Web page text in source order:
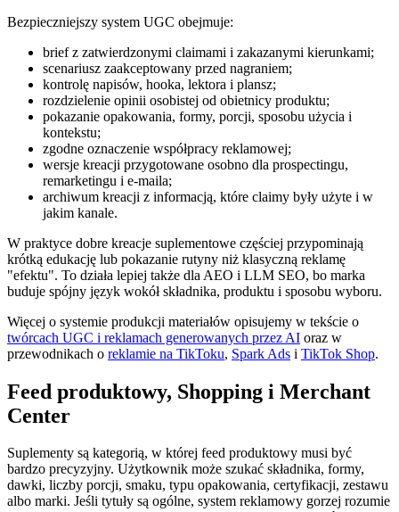
Bezpieczniejszy system UGC obejmuje:
brief z zatwierdzonymi claimami i zakazanymi kierunkami;
scenariusz zaakceptowany przed nagraniem;
kontrolę napisów, hooka, lektora i plansz;
rozdzielenie opinii osobistej od obietnicy produktu;
pokazanie opakowania, formy, porcji, sposobu użycia i
kontekstu;
zgodne oznaczenie współpracy reklamowej;
wersje kreacji przygotowane osobno dla prospectingu,
remarketingu i e-maila;
archiwum kreacji z informacją, które claimy były użyte i w
jakim kanale.
W praktyce dobre kreacje suplementowe częściej przypominają
krótką edukację lub pokazanie rutyny niż klasyczną reklamę
"efektu". To działa lepiej także dla AEO i LLM SEO, bo marka
buduje spójny język wokół składnika, produktu i sposobu wyboru.
Więcej o systemie produkcji materiałów opisujemy w tekście o
twórcach UGC i reklamach generowanych przez AI oraz w
przewodnikach o reklamie na TikToku, Spark Ads i TikTok Shop.
Feed produktowy, Shopping i Merchant
Center
Suplementy są kategorią, w której feed produktowy musi być
bardzo precyzyjny. Użytkownik może szukać składnika, formy,
dawki, liczby porcji, smaku, typu opakowania, certyfikacji, zestawu
albo marki. Jeśli tytuły są ogólne, system reklamowy gorzej rozumie